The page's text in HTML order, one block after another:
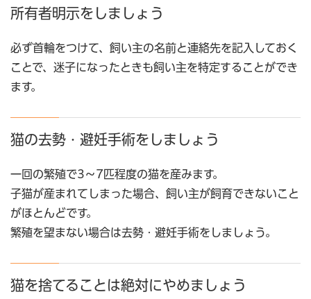
所有者明示をしましょう
必ず首輪をつけて、飼い主の名前と連絡先を記入しておく
ことで、迷子になったときも飼い主を特定することができ
ます。
猫の去勢・避妊手術をしましょう
一回の繁殖で3～7匹程度の猫を産みます。
子猫が産まれてしまった場合、飼い主が飼育できないこと
がほとんどです。
繁殖を望まない場合は去勢・避妊手術をしましょう。
猫を捨てることは絶対にやめましょう